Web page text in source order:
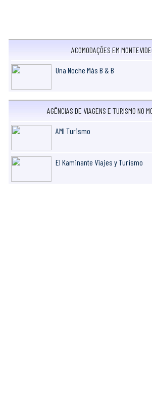
ACOMODAÇÕES EM
Una Noche Más B & B
AGÊNCIAS DE VIAGENS E TURISMO NO
AMI Turismo
El Kaminante Viajes y Turismo